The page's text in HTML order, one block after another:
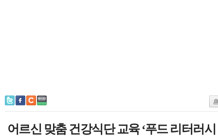
어르신 맞춤 건강식단 교육 ‘푸드 리터러시